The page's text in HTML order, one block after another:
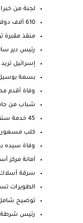
لجنة من
610 آلاف دولار خسائر.. تفاصيل اختراق 5 شباب من الش...
منقذ مقبرة توت
رئيس دير
إسرائيل
بسمة بوسيل
وفاة أقدم
شباب من
45 خدمة ستقدم رقميا فقط بنهاية العام
كلب مسعور يعقر 9 أشخاص بينهم
وفاة سيده
أمانة مركز
سرقة أسلاك
الطويرات
توضيح شامل
رئيس شرطة